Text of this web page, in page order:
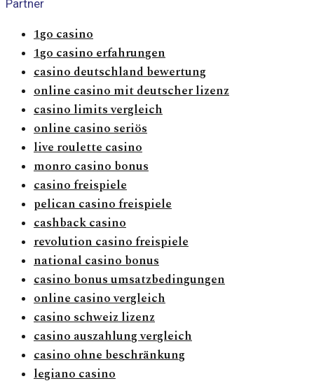
Partner
1go casino
1go casino erfahrungen
casino deutschland bewertung
online casino mit deutscher lizenz
casino limits vergleich
online casino seriös
live roulette casino
monro casino bonus
casino freispiele
pelican casino freispiele
cashback casino
revolution casino freispiele
national casino bonus
casino bonus umsatzbedingungen
online casino vergleich
casino schweiz lizenz
casino auszahlung vergleich
casino ohne beschränkung
legiano casino